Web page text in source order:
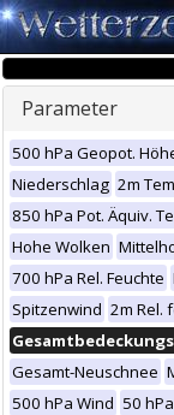
Parameter
500 hPa Geopot.
Niederschlag 2m
850 hPa Pot. Äquiv.
Hohe Wolken
700 hPa Rel. Feuchte
Spitzenwind 2m Rel.
Gesamt-Neuschnee
500 hPa Wind 50